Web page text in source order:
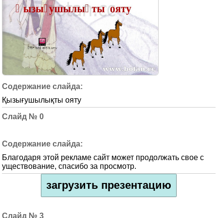
Қызығушылықты ояту
0
Благодаря этой рекламе сайт может продолжать свое с
уществование, спасибо за просмотр.
загрузить презентацию
3